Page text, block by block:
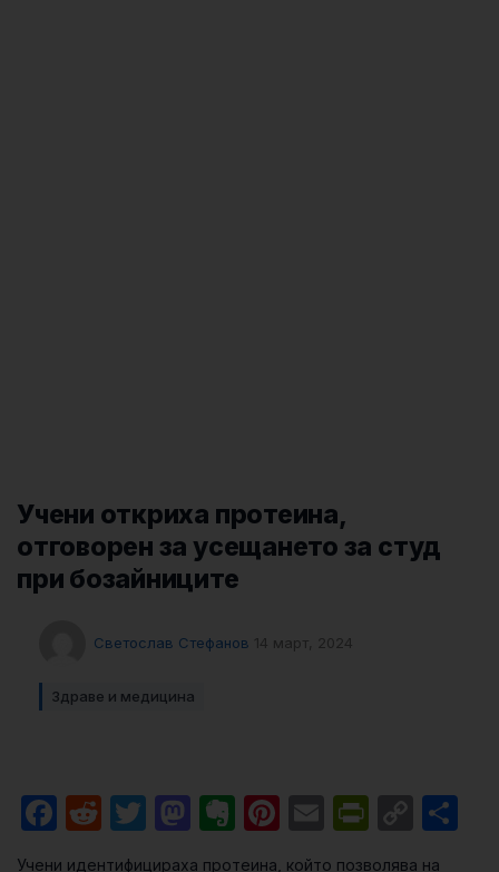
Учени откриха протеина,
отговорен за усещането за студ
при бозайниците
Светослав Стефанов 14 март, 2024
Здраве и медицина
Facebook
RedditTwitter
Mastodon
Evernote
Pinterest
Email
Учени идентифицираха протеина, който позволява на